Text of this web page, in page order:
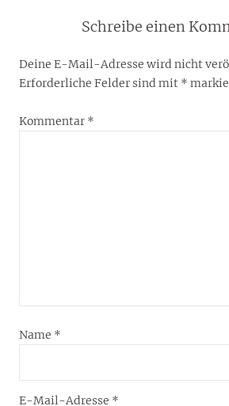
Schreibe einen
Deine E-Mail-Adresse wird nicht
Erforderliche Felder sind mit *
Kommentar *
Name *
E-Mail-Adresse *